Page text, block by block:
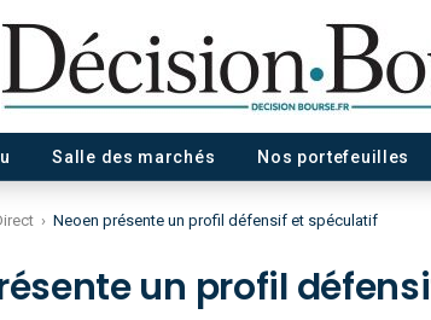
Salle des marchés Nos portefeuilles
› Neoen présente un profil défensif et spéculatif
un profil